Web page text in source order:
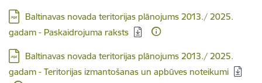
Lejupielādēt:
Baltinavas novada teritorijas plānojums 2013./ 2025.
gadam - Paskaidrojuma raksts
Lejupielādēt:
Baltinavas novada teritorijas plānojums 2013./ 2025.
gadam - Teritorijas izmantošanas un apbūves noteikumi